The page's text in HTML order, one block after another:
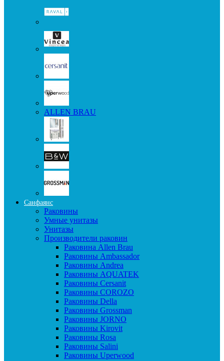
ALLEN BRAU
Санфаянс
Раковины
Умные унитазы
Унитазы
Производители раковин
Раковина Allen Brau
Раковины Ambassador
Раковины Andrea
Раковины AQUATEK
Раковины Cersanit
Раковины COROZO
Раковины Della
Раковины Grossman
Раковины JORNO
Раковины Kirovit
Раковины Rosa
Раковины Salini
Раковины Uperwood